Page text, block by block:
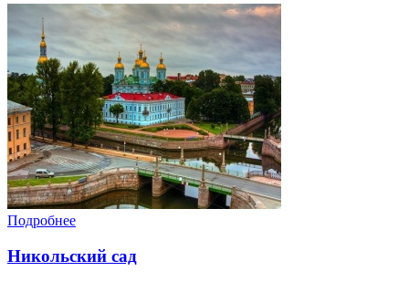
Подробнее
Никольский сад